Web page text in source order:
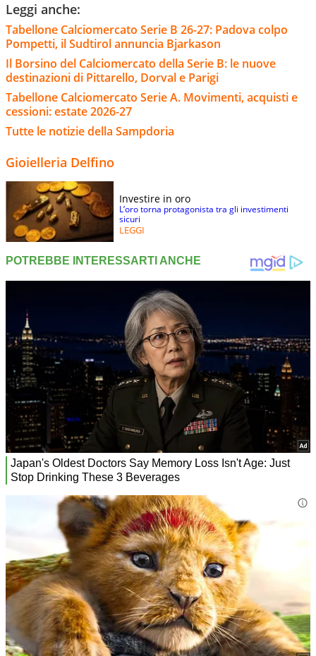
Leggi anche:
Tabellone Calciomercato Serie B 26-27: Padova colpo
Pompetti, il Sudtirol annuncia Bjarkason
Il Borsino del Calciomercato della Serie B: le nuove
destinazioni di Pittarello, Dorval e Parigi
Tabellone Calciomercato Serie A. Movimenti, acquisti e
cessioni: estate 2026-27
Tutte le notizie della Sampdoria
Gioielleria Delfino
Investire in oro
L’oro torna protagonista tra gli investimenti
sicuri
LEGGI